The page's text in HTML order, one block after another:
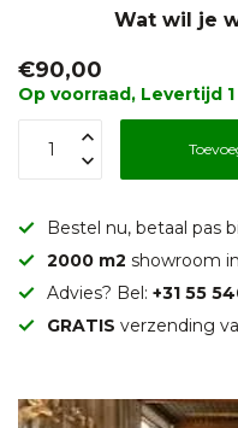
Wat wil je
€90,00
Op voorraad, Levertijd
Bestel nu, betaal pas
2000 m2 showroom
Advies? Bel: +31 55
GRATIS verzending